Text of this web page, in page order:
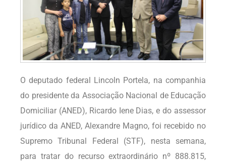
O deputado federal Lincoln Portela, na companhia
do presidente da Associação Nacional de Educação
Domiciliar (ANED), Ricardo Iene Dias, e do assessor
jurídico da ANED, Alexandre Magno, foi recebido no
Supremo Tribunal Federal (STF), nesta semana,
para tratar do recurso extraordinário nº 888.815,